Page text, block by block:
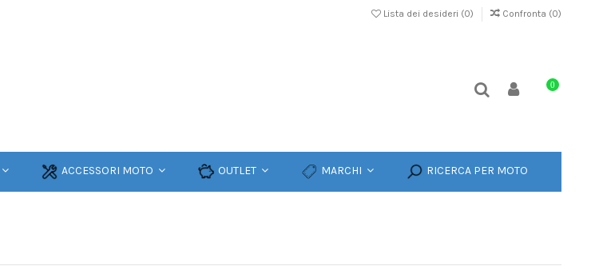
Lista dei desideri (0) Confronta (0)
0
ACCESSORI MOTO OUTLET MARCHI RICERCA PER MOTO